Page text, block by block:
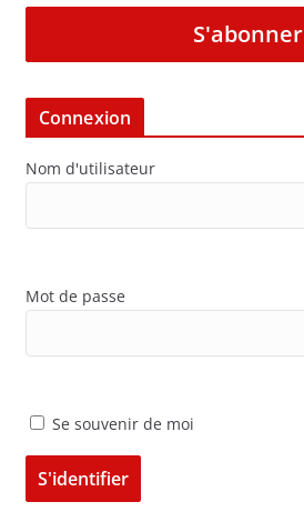
S'abonner
Connexion
Nom d'utilisateur
Mot de passe
Se souvenir de moi